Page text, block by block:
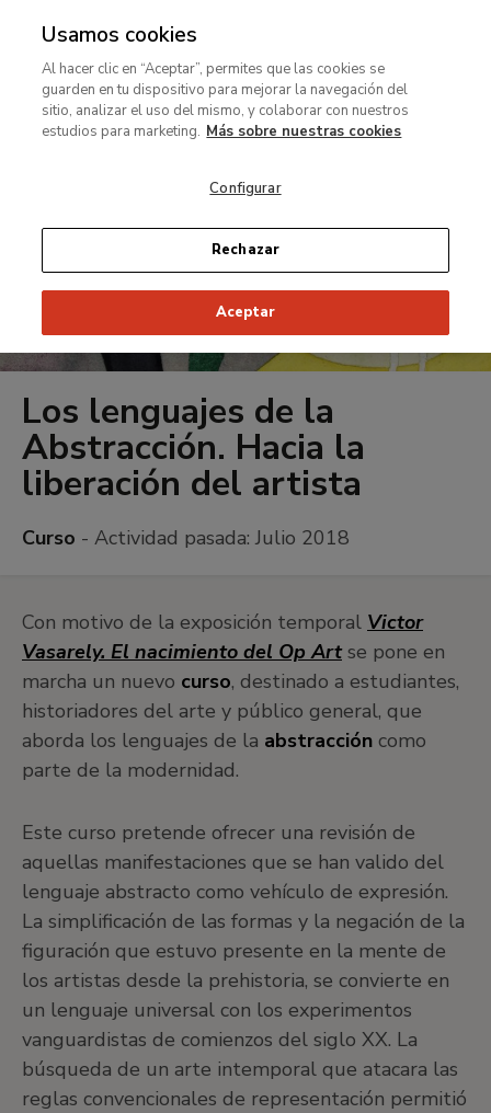
MENÚ
contenido
principal
Los lenguajes de la
Abstracción. Hacia la
liberación del artista
Curso - Actividad pasada: Julio 2018
Con motivo de la exposición temporal Victor
Vasarely. El nacimiento del Op Artse pone en
marcha un nuevo curso, destinado a estudiantes,
historiadores del arte y público general, que
aborda los lenguajes de la abstracción como
parte de la modernidad.
Este curso pretende ofrecer una revisión de
aquellas manifestaciones que se han valido del
lenguaje abstracto como vehículo de expresión.
La simplificación de las formas y la negación de la
figuración que estuvo presente en la mente de
los artistas desde la prehistoria, se convierte en
un lenguaje universal con los experimentos
vanguardistas de comienzos del siglo XX. La
búsqueda de un arte intemporal que atacara las
reglas convencionales de representación permitió
Usamos cookies
Al hacer clic en “Aceptar”, permites que las cookies se
guarden en tu dispositivo para mejorar la navegación del
sitio, analizar el uso del mismo, y colaborar con nuestros
estudios para marketing. Más sobre nuestras cookies
Configurar
Rechazar
Aceptar